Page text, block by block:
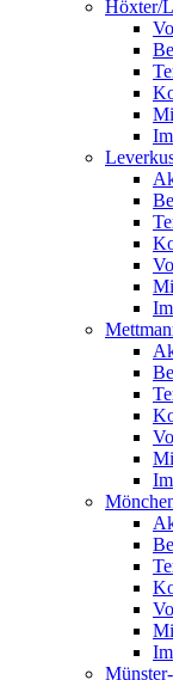
Höxter/